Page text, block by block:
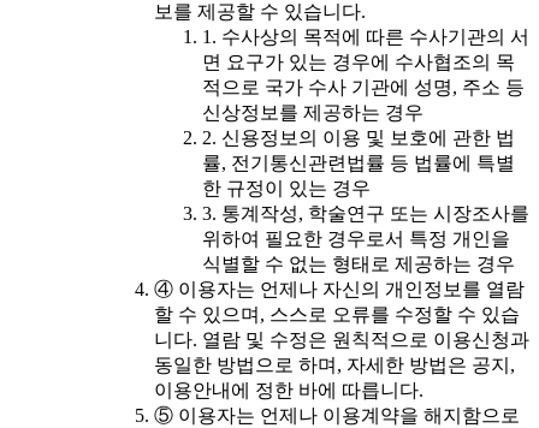
보를 제공할 수 있습니다.
1. 수사상의 목적에 따른 수사기관의 서
면 요구가 있는 경우에 수사협조의 목
적으로 국가 수사 기관에 성명, 주소 등
신상정보를 제공하는 경우
2. 신용정보의 이용 및 보호에 관한 법
률, 전기통신관련법률 등 법률에 특별
한 규정이 있는 경우
3. 통계작성, 학술연구 또는 시장조사를
위하여 필요한 경우로서 특정 개인을
식별할 수 없는 형태로 제공하는 경우
④ 이용자는 언제나 자신의 개인정보를 열람
할 수 있으며, 스스로 오류를 수정할 수 있습
니다. 열람 및 수정은 원칙적으로 이용신청과
동일한 방법으로 하며, 자세한 방법은 공지,
이용안내에 정한 바에 따릅니다.
⑤ 이용자는 언제나 이용계약을 해지함으로